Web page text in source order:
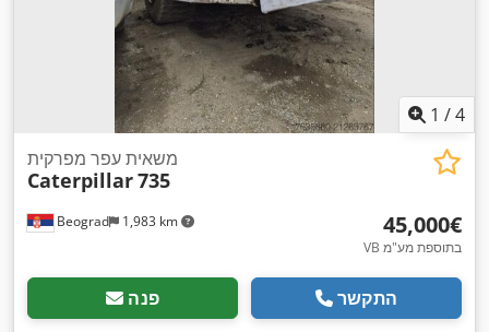
1 /4
Beograd 1,983 km
משאית עפר מפרקית
Caterpillar735
‏45,000 ‏€
VB בתוספת מע"מ
פנה התקשר